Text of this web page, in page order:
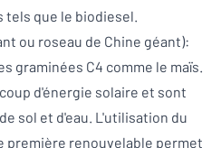
tels que le biodiesel.
ou roseau de Chine géant):
graminées C4 comme le maïs.
d'énergie solaire et sont
sol et d'eau. L'utilisation du
première renouvelable permet